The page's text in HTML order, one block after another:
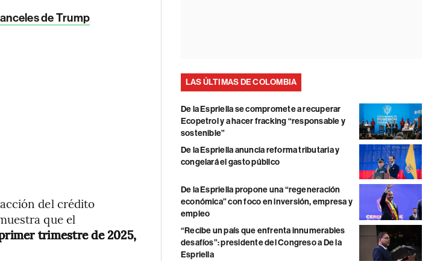
de Trump
del crédito
que el
trimestre de 2025,
LAS ÚLTIMAS DE COLOMBIA
De la Espriella se compromete a recuperar
Ecopetrol y a hacer fracking “responsable y
sostenible”
De la Espriella anuncia reforma tributaria y
congelará el gasto público
De la Espriella propone una “regeneración
económica” con foco en inversión, empresa y
empleo
“Recibe un país que enfrenta innumerables
desafíos”: presidente del Congreso a De la
Espriella